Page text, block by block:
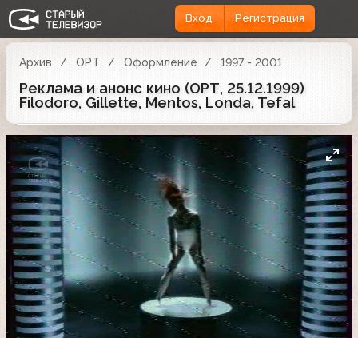
Вход Регистрация
Архив ОРТ Оформление 1997 - 2001
Реклама и анонс кино (ОРТ, 25.12.1999)
Filodoro, Gillette, Mentos, Londa, Tefal